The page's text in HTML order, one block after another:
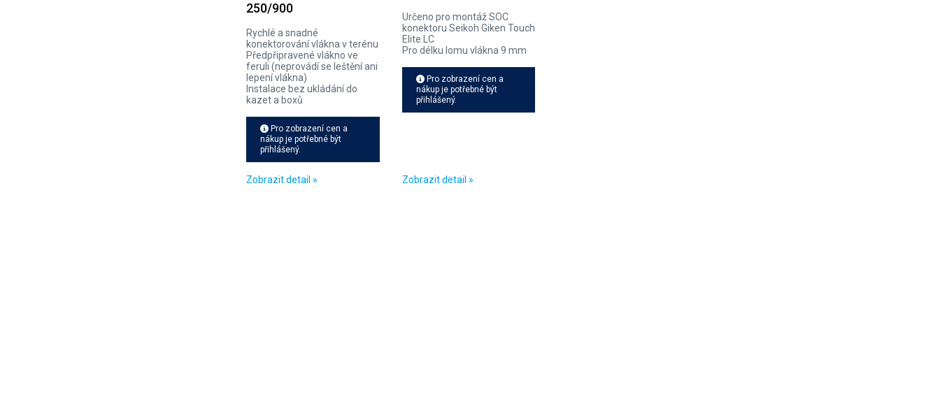
250/900
Rychlé a snadné
konektorování vlákna v terénu
Předpřipravené vlákno ve
feruli (neprovádí se leštění ani
lepení vlákna)
Instalace bez ukládání do
kazet a boxů
Pro zobrazení cen a
nákup je potřebné být
přihlášený.
Zobrazit detail »
Určeno pro montáž SOC
konektoru Seikoh Giken Touch
Elite LC
Pro délku lomu vlákna 9 mm
Pro zobrazení cen a
nákup je potřebné být
přihlášený.
Zobrazit detail »